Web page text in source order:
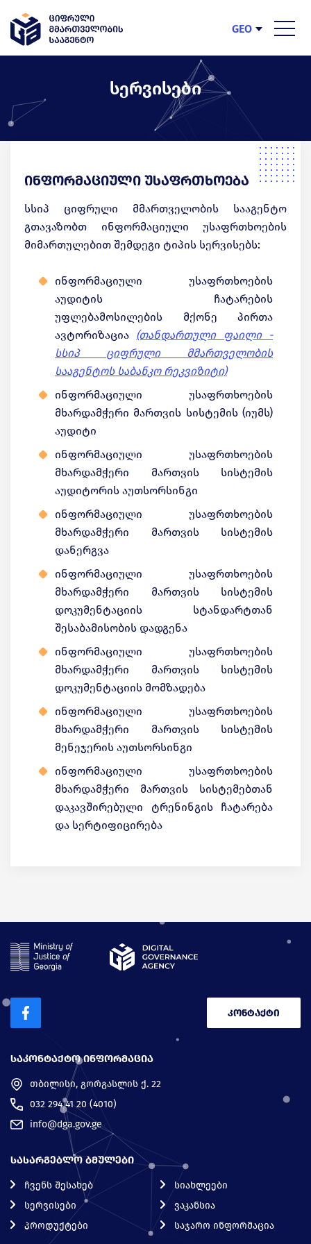
GEO
ENG
სერვისები
ინფორმაციული უსაფრთხოება
სსიპ ციფრული მმართველობის სააგენტო
გთავაზობთ ინფორმაციული უსაფრთხოების
მიმართულებით შემდეგი ტიპის სერვისებს:
ინფორმაციული უსაფრთხოების
აუდიტის ჩატარების
უფლებამოსილების მქონე პირთა
ავტორიზაცია (თანდართული ფაილი -
სსიპ ციფრული მმართველობის
სააგენტოს საბანკო რეკვიზიტი)
ინფორმაციული უსაფრთხოების
მხარდამჭერი მართვის სისტემის (იუმს)
აუდიტი
ინფორმაციული უსაფრთხოების
მხარდამჭერი მართვის სისტემის
აუდიტორის აუთსორსინგი
ინფორმაციული უსაფრთხოების
მხარდამჭერი მართვის სისტემის
დანერგვა
ინფორმაციული უსაფრთხოების
მხარდამჭერი მართვის სისტემის
დოკუმენტაციის სტანდარტთან
შესაბამისობის დადგენა
ინფორმაციული უსაფრთხოების
მხარდამჭერი მართვის სისტემის
დოკუმენტაციის მომზადება
ინფორმაციული უსაფრთხოების
მხარდამჭერი მართვის სისტემის
მენეჯერის აუთსორსინგი
ინფორმაციული უსაფრთხოების
მხარდამჭერი მართვის სისტემებთან
დაკავშირებული ტრენინგის ჩატარება
და სერტიფიცირება
ᲡᲐᲙᲝᲜᲢᲐᲥᲢᲝ ᲘᲜᲤᲝᲠᲛᲐᲪᲘᲐ
თბილისი, გორგასლის ქ. 22
032 294 41 20 (4010)
info@dga.gov.ge
კონტაქტი
ᲡᲐᲡᲐᲠᲒᲔᲑᲚᲝ ᲑᲛᲣᲚᲔᲑᲘ
ჩვენს შესახებ
სერვისები
პროდუქტები
სიახლეები
ვაკანსია
საჯარო ინფორმაცია